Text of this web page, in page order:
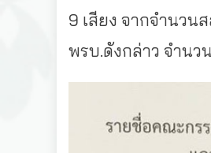
9 เสียง จากจำนวน
พรบ.ดังกล่าว จำนว